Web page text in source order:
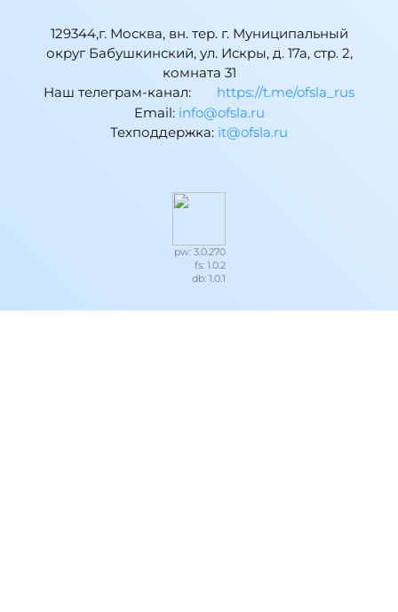
129344,г. Москва, вн. тер. г. Муниципальный
округ Бабушкинский, ул. Искры, д. 17а, стр. 2,
комната 31
Наш телеграм-канал:
https://t.me/ofsla_rus
Email: ur.alsfo@ofni
Техподдержка: ur.alsfo@ti
pw: 3.0.270
fs: 1.0.2
db: 1.0.1